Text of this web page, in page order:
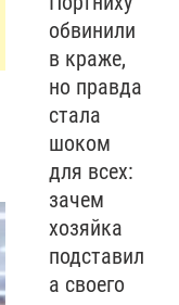
обвинили
в краже,
но правда
стала
шоком
для всех:
зачем
хозяйка
подставил
а своего